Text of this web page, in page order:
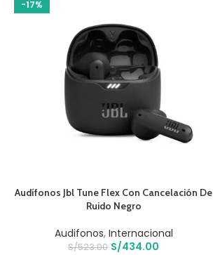
-17%
AÑADIR AL CARRITO
Audífonos Jbl Tune Flex Con Cancelación De
Ruido Negro
Audifonos, Internacional
S/523.00 S/434.00